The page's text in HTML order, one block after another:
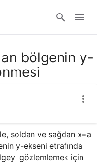
bölgenin y-
soldan ve sağdan x=a
y-ekseni etrafında
gözlemlemek için